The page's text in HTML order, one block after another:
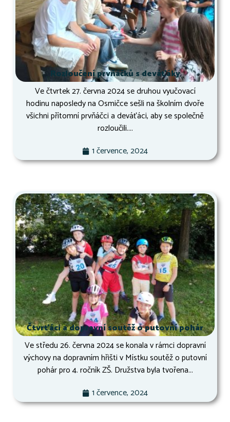
Rozloučení prvňáčků s deváťáky
Ve čtvrtek 27. června 2024 se druhou vyučovací
hodinu naposledy na Osmičce sešli na školním dvoře
všichni přítomní prvňáčci a deváťáci, aby se společně
rozloučili....
1 července, 2024
Čtvrťáci a dopravní soutěž o putovní pohár
Ve středu 26. června 2024 se konala v rámci dopravní
výchovy na dopravním hřišti v Místku soutěž o putovní
pohár pro 4. ročník ZŠ. Družstva byla tvořena...
1 července, 2024